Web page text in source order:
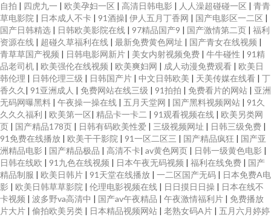
自拍 | 四虎九一 | 欧美孕妇一区 | 高清日韩电影 | 人人澡超碰碰一区 | 青青
草电影院 | 日本成人不卡 | 91酒操| 伊人五月丁香网 | 国产电影区一二区 |
国产日韩精选 | 日韩欧美影院在线 | 97精品国产9 | 国产激情第二页 | 福利
资源在线 | 超碰久草福利在线 | 最新免费黄色网址 | 国产青女在线视频 |
青草草国产视频 | 日韩电影网新片 | 美女内射视频免费 | 牛牛碰性 | 91精
品老司机 | 欧美强伦在线视频 | 欧美爽妇网 | 成人动漫免费观看 | 欧美日
韩伦理 | 日韩伦理三级 | 日韩国产片 | 中文日韩欧美 | 天美传媒在线看 | 丁
香久久 | 91亚洲成人 | 免费网站在线三级 | 91拍拍 | 免费看片的网站 | 亚洲
无码网曝黑料 | 午夜操一操在线 | 五月天堂网 | 国产黑料视频网站 | 91久
久久久福利 | 欧美第一区| 精品卡一卡二 | 91观看视频在线 | 欧美另类网
页 | 国产精品178页 | 日韩有码欧美性爱 | 三级视频网址 | 日韩三级免费 |
91免费在线播放 | 欧美干干影院 | 91一区二区三 | 国产精品疯狂 | 国产亚
洲精品电影 | 国产精品极品 | 高清不卡| av黄色网页 | 日韩一级黄色电影 |
日韩在线欧 | 91九色在线视频 | 日本午夜无码视频 | 福利在线免费 | 国产
精品制服 | 欧美日韩片 | 91天堂在线播放 | 一二区国产无码 | 日本免费A电
影 | 欧美日韩草草影院 | 伦理电影视频在线 | 日日摸日日操 | 日本在线不
卡视频 | 波多野va高清中 | 国产av午夜精品 | 午夜激情福利片 | 免费播放
片大片 | 偷拍欧美另类 | 日本精品视频网站 | 老熟女码A片 | 五月六月婷婷